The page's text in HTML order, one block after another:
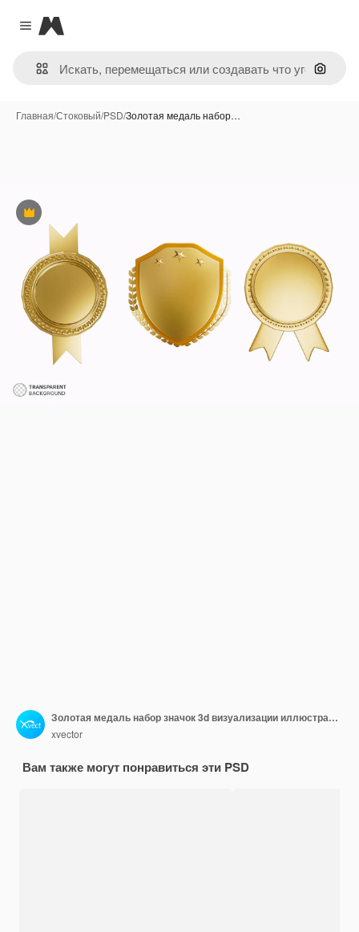
Close menu
Magnific
Поиск
Главная/Стоковый/PSD/Золотая медаль набор…
Премиум
Золотая медаль набор значок 3d визуализации иллюстрации
xvector
Вам также могут понравиться эти PSD